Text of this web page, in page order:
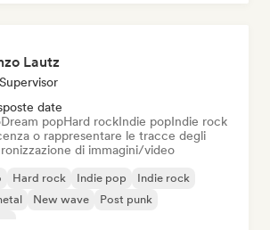
Lautz
date
Dream popHard rockIndie popIndie rock
o rappresentare le tracce degli
di immagini/video
Hard rock Indie pop
Indie rock
New wave
Post punk